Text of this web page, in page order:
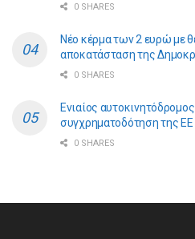
0 SHARES
Νέο κέρμα των 2 ευρώ με
αποκατάσταση της
0 SHARES
Ενιαίος
συγχρηματοδότηση της
0 SHARES